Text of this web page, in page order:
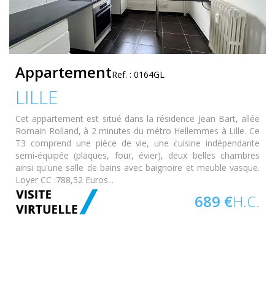
AppartementRef. : 0164GL
LILLE
Cet appartement est situé dans la résidence Jean Bart, allée
Romain Rolland, à 2 minutes du métro Hellemmes à Lille. Ce
T3 comprend une pièce de vie, une cuisine indépendante
semi-équipée (plaques, four, évier), deux belles chambres
ainsi qu'une salle de bains avec baignoire et meuble vasque.
Loyer CC :788,52 Euros...
689 €H.C.